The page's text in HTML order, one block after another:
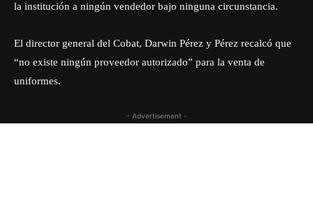
la institución a ningún vendedor bajo ninguna circunstancia.
El director general del Cobat, Darwin Pérez y Pérez recalcó que
“no existe ningún proveedor autorizado” para la venta de
uniformes.
- Advertisement -